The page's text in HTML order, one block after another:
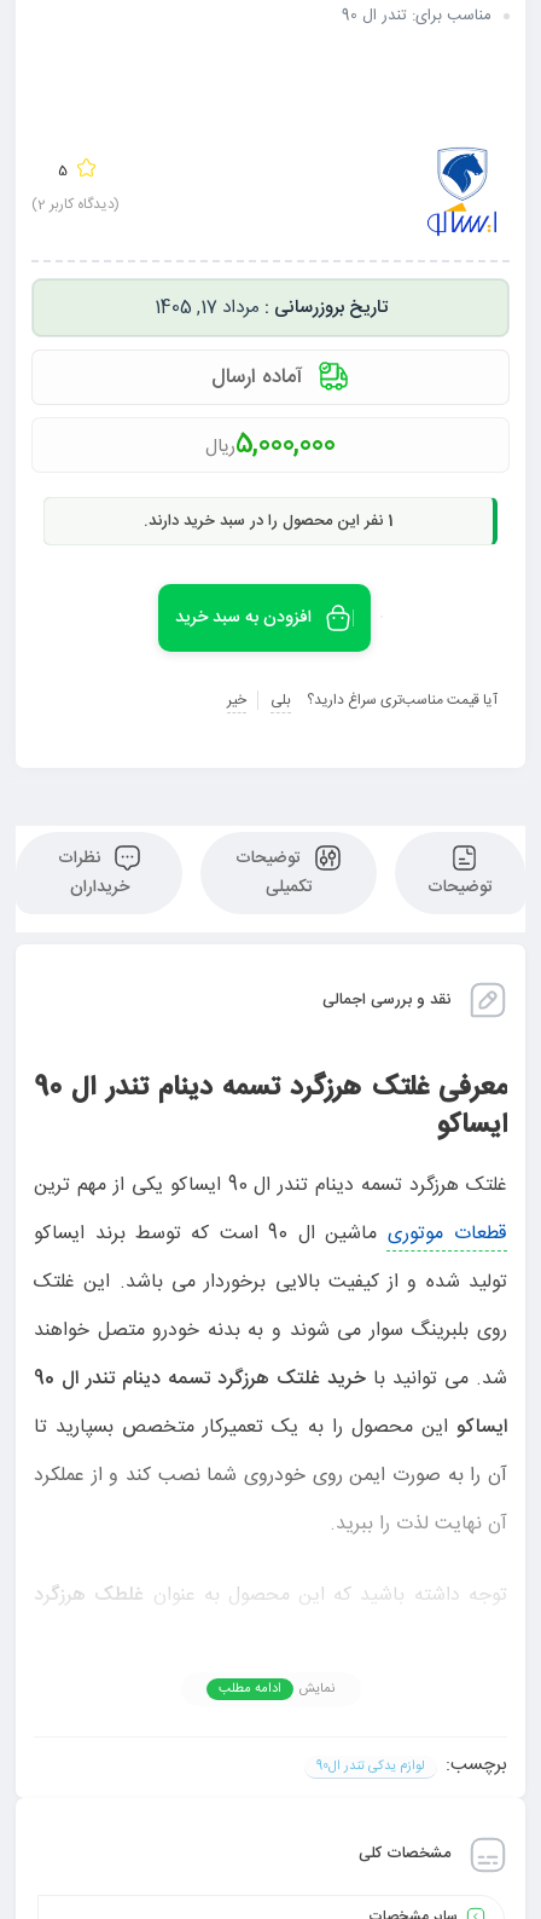
مناسب برای: تندر ال 90
5
(دیدگاه کاربر 2
)
مرداد 17, 1405
آماده ارسال
5,000,000ریال
1 نفر این محصول را در سبد خرید دارند.
افزودن به سبد خرید
آیا قیمت مناسب‌تری سراغ دارید؟ بلی خیر
توضیحات
توضیحات
تکمیلی
نظرات
خریداران
نقد و بررسی اجمالی
معرفی غلتک هرزگرد تسمه دینام تندر ال 90
ایساکو
غلتک هرزگرد تسمه دینام تندر ال 90 ایساکو یکی از مهم ترین
قطعات موتوری
ماشین ال 90 است که توسط برند ایساکو
تولید شده و از کیفیت بالایی برخوردار می باشد. این غلتک
روی بلبرینگ سوار می شوند و به بدنه خودرو متصل خواهند
شد. می توانید با
خرید غلتک هرزگرد تسمه دینام تندر ال 90
ایساکو این محصول را به یک تعمیرکار متخصص بسپارید تا
آن را به صورت ایمن روی خودروی شما نصب کند و از عملکرد
آن نهایت لذت را ببرید.
توجه داشته باشید که این محصول به عنوان غلطک هرزگرد
چندین سال است که در زمینه تولید لوازم یدکی فعالیت می
کند و محصولات باکیفیت و با دوام را به مردم عرضه می کند.
نمایش ادامه مطلب
برچسب: لوازم یدکی تندر ال90
مشخصات کلی